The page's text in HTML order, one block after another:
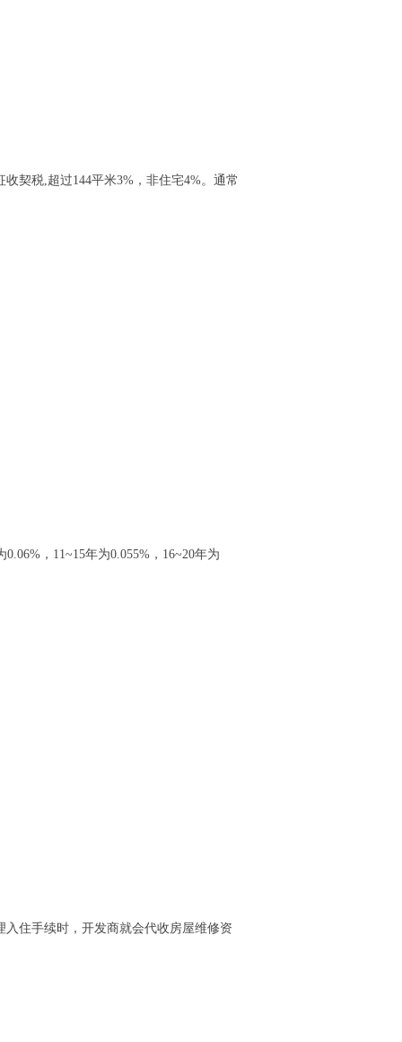
契税,超过144平米3%，非住宅4%。通常
，11~15年为0.055%，16~20年为
住手续时，开发商就会代收房屋维修资